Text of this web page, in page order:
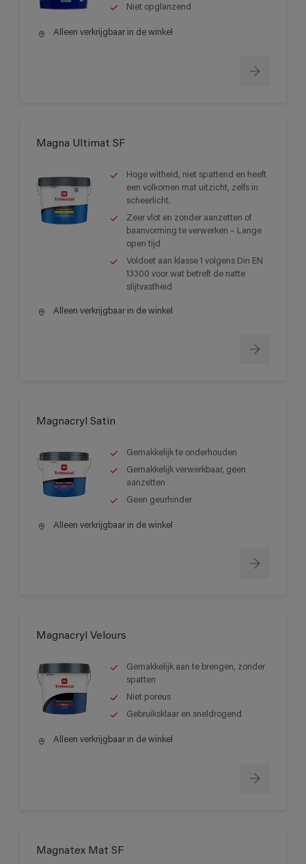
Niet opglanzend
Alleen verkrijgbaar in de winkel
Magna Ultimat SF
Hoge witheid, niet spattend en heeft
een volkomen mat uitzicht, zelfs in
scheerlicht.
Zeer vlot en zonder aanzetten of
baanvorming te verwerken – Lange
open tijd
Voldoet aan klasse 1 volgens Din EN
13300 voor wat betreft de natte
slijtvastheid
Alleen verkrijgbaar in de winkel
Magnacryl Satin
Gemakkelijk te onderhouden
Gemakkelijk verwerkbaar, geen
aanzetten
Geen geurhinder
Alleen verkrijgbaar in de winkel
Magnacryl Velours
Gemakkelijk aan te brengen, zonder
spatten
Niet poreus
Gebruiksklaar en sneldrogend
Alleen verkrijgbaar in de winkel
Magnatex Mat SF